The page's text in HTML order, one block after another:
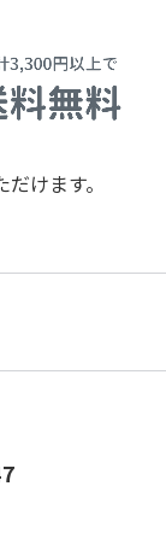
けます。